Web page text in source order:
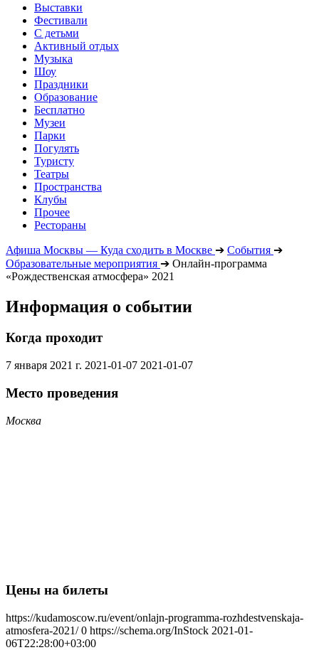
Выставки
Фестивали
С детьми
Активный отдых
Музыка
Шоу
Праздники
Образование
Бесплатно
Музеи
Парки
Погулять
Туристу
Театры
Пространства
Клубы
Прочее
Рестораны
Афиша Москвы — Куда сходить в Москве ➔ События ➔
Образовательные мероприятия ➔ Онлайн-программа
«Рождественская атмосфера» 2021
Информация о событии
Когда проходит
7 января 2021 г. 2021-01-07 2021-01-07
Место проведения
Москва
Цены на билеты
https://kudamoscow.ru/event/onlajn-programma-rozhdestvenskaja-
atmosfera-2021/ 0 https://schema.org/InStock 2021-01-
06T22:28:00+03:00